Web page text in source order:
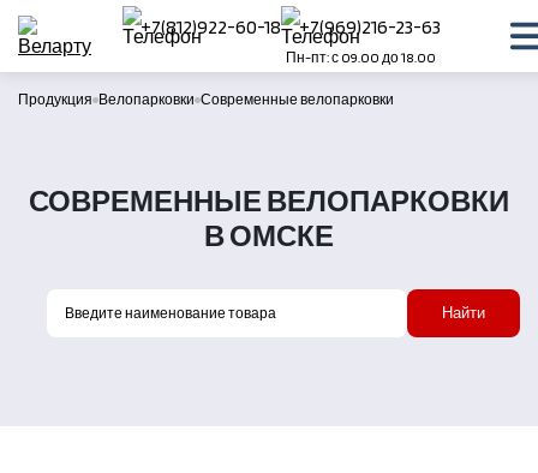
+7(812)922-60-18 +7(969)216-23-63
Пн-пт: с 09.00 до 18.00
Продукция Велопарковки Современные велопарковки
СОВРЕМЕННЫЕ ВЕЛОПАРКОВКИ
В ОМСКЕ
Найти